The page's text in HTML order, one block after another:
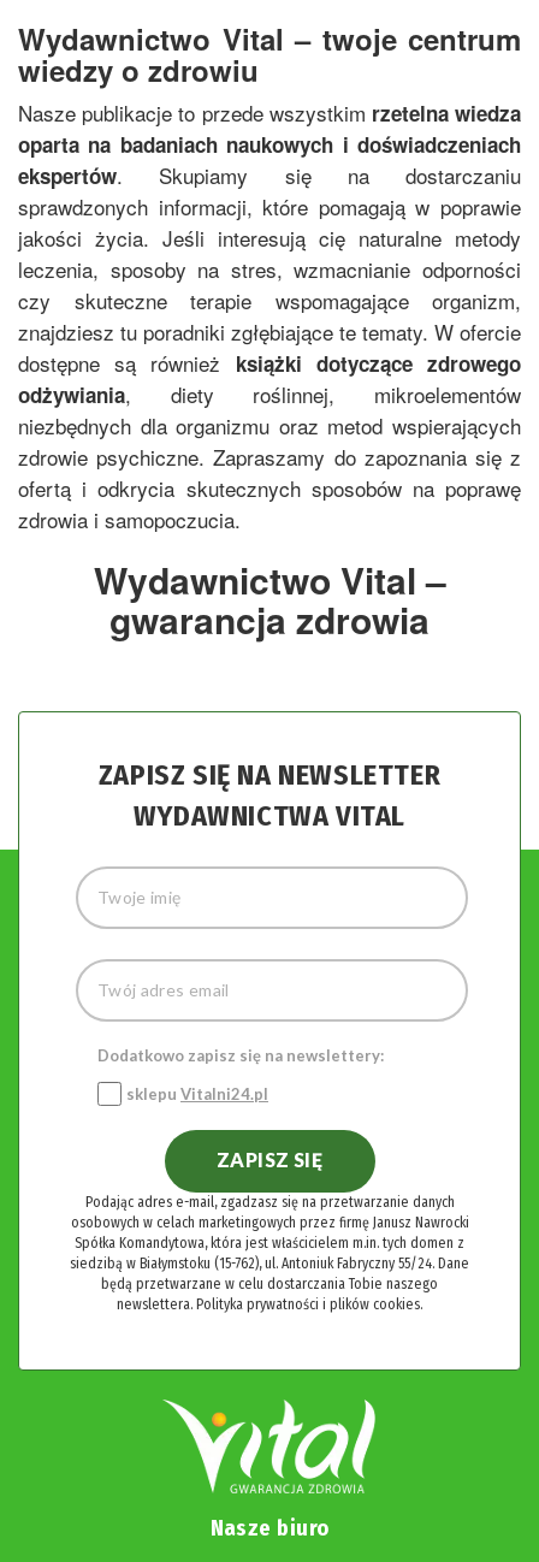
Wydawnictwo Vital – twoje centrum
wiedzy o zdrowiu
Nasze publikacje to przede wszystkim rzetelna wiedza
oparta na badaniach naukowych i doświadczeniach
ekspertów. Skupiamy się na dostarczaniu
sprawdzonych informacji, które pomagają w poprawie
jakości życia. Jeśli interesują cię naturalne metody
leczenia, sposoby na stres, wzmacnianie odporności
czy skuteczne terapie wspomagające organizm,
znajdziesz tu poradniki zgłębiające te tematy. W ofercie
dostępne są również książki dotyczące zdrowego
odżywiania, diety roślinnej, mikroelementów
niezbędnych dla organizmu oraz metod wspierających
zdrowie psychiczne. Zapraszamy do zapoznania się z
ofertą i odkrycia skutecznych sposobów na poprawę
zdrowia i samopoczucia.
Wydawnictwo Vital –
gwarancja zdrowia
ZAPISZ SIĘ NA NEWSLETTER
WYDAWNICTWA VITAL
Dodatkowo zapisz się na newslettery:
sklepu Vitalni24.pl
ZAPISZ SIĘ
Podając adres e-mail, zgadzasz się na przetwarzanie danych
osobowych w celach marketingowych przez firmę Janusz Nawrocki
Spółka Komandytowa, która jest właścicielem m.in. tych domen z
siedzibą w Białymstoku (15-762), ul. Antoniuk Fabryczny 55/24. Dane
będą przetwarzane w celu dostarczania Tobie naszego
newslettera. Polityka prywatności i plików cookies.
Nasze biuro